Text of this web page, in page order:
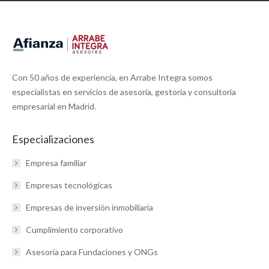
Con 50 años de experiencia, en Arrabe Integra somos
especialistas en servicios de asesoría, gestoría y consultoría
empresarial en Madrid.
Especializaciones
Empresa familiar
Empresas tecnológicas
Empresas de inversión inmobiliaria
Cumplimiento corporativo
Asesoría para Fundaciones y ONGs